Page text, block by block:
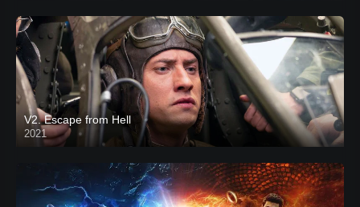
V2. Escape from Hell
2021